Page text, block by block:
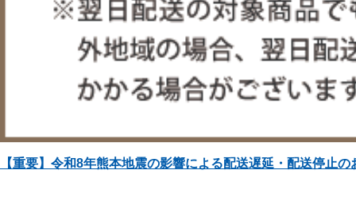
【重要】令和8年熊本地震の影響による配送遅延・配送停止の